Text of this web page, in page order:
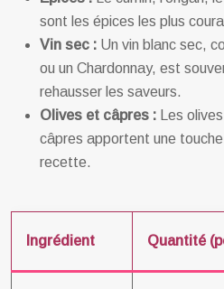
sont les épices les plus
Vin sec : Un vin blanc sec,
ou un Chardonnay, est
rehausser les saveurs.
Olives et câpres :
Les
câpres apportent une
recette.
Ingrédient Quantité